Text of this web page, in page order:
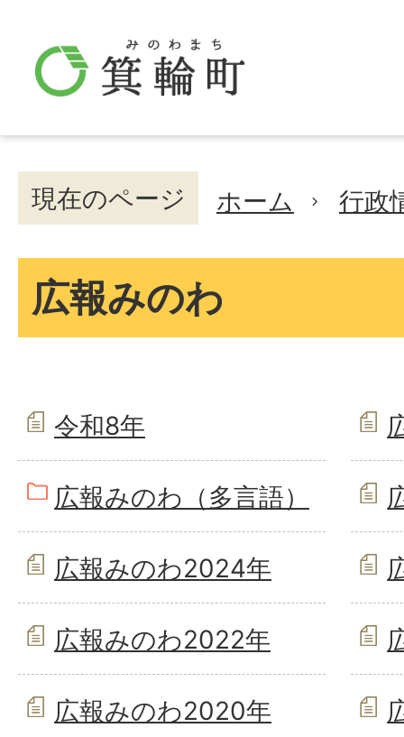
現在のページ ホーム 行政
広報みのわ
令和8年
広報みのわ（多言語）
広報みのわ2024年
広報みのわ2022年
広報みのわ2020年